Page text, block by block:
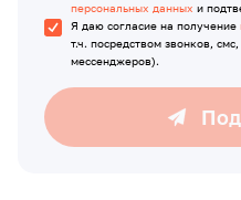
персональных данных и
Я даю согласие на получение
т.ч. посредством звонков,
мессенджеров).